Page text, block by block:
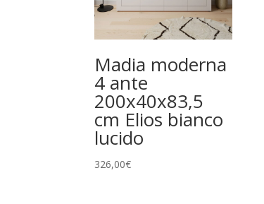
Madia moderna
4 ante
200x40x83,5
cm Elios bianco
lucido
326,00€